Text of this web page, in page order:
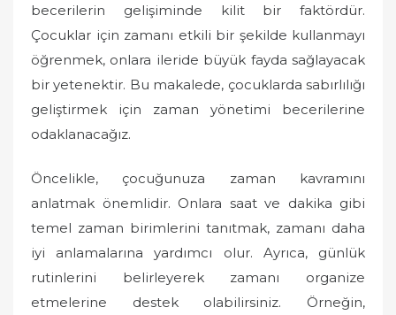
becerilerin gelişiminde kilit bir faktördür.
Çocuklar için zamanı etkili bir şekilde kullanmayı
öğrenmek, onlara ileride büyük fayda sağlayacak
bir yetenektir. Bu makalede, çocuklarda sabırlılığı
geliştirmek için zaman yönetimi becerilerine
odaklanacağız.
Öncelikle, çocuğunuza zaman kavramını
anlatmak önemlidir. Onlara saat ve dakika gibi
temel zaman birimlerini tanıtmak, zamanı daha
iyi anlamalarına yardımcı olur. Ayrıca, günlük
rutinlerini belirleyerek zamanı organize
etmelerine destek olabilirsiniz. Örneğin,